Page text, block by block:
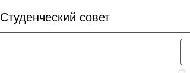
Студенческий совет